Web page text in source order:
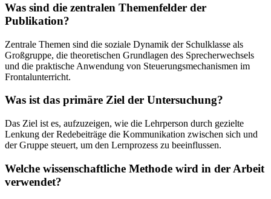
Was sind die zentralen Themenfelder der
Publikation?
Zentrale Themen sind die soziale Dynamik der Schulklasse als
Großgruppe, die theoretischen Grundlagen des Sprecherwechsels
und die praktische Anwendung von Steuerungsmechanismen im
Frontalunterricht.
Was ist das primäre Ziel der Untersuchung?
Das Ziel ist es, aufzuzeigen, wie die Lehrperson durch gezielte
Lenkung der Redebeiträge die Kommunikation zwischen sich und
der Gruppe steuert, um den Lernprozess zu beeinflussen.
Welche wissenschaftliche Methode wird in der Arbeit
verwendet?